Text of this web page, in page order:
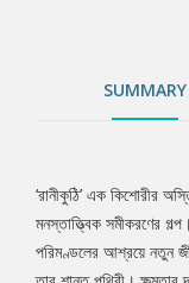
SUMMARY
Tab
Article
‘রানীকুঠি’ এক কিশোরীর
মনস্তাত্ত্বিক সমীকরণের
পরিমণ্ডলের আশ্রয়ে নতুন